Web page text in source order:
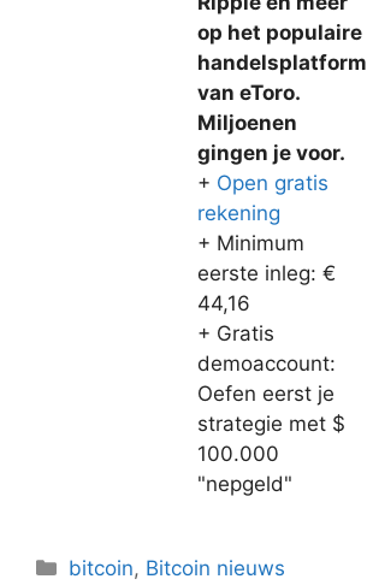
op het populaire
handelsplatform
van eToro.
Miljoenen
gingen je voor.
+ Open gratis
rekening
+ Minimum
eerste inleg: €
44,16
+ Gratis
demoaccount:
Oefen eerst je
strategie met $
100.000
"nepgeld"
Categorieën
bitcoin, Bitcoin nieuws